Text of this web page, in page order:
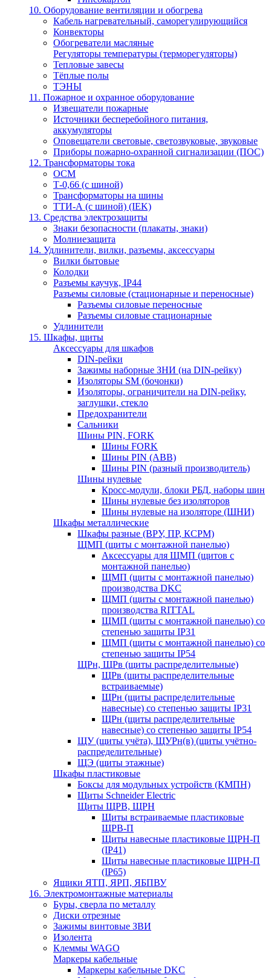
10. Оборудование вентиляции и обогрева
Кабель нагревательный, саморегулирующийся
Конвекторы
Обогреватели масляные
Регуляторы температуры (терморегуляторы)
Тепловые завесы
Тёплые полы
ТЭНЫ
11. Пожарное и охранное оборудование
Извещатели пожарные
Источники бесперебойного питания,
аккумуляторы
Оповещатели световые, светозвуковые, звуковые
Приборы пожарно-охранной сигнализации (ПОС)
12. Трансформаторы тока
ОСМ
Т-0,66 (с шиной)
Трансформаторы на шины
ТТИ-А (с шиной) (IEK)
13. Средства электрозащиты
Знаки безопасности (плакаты, знаки)
Молниезащита
14. Удлинители, вилки, разъемы, аксессуары
Вилки бытовые
Колодки
Разъемы каучук, IP44
Разъемы силовые (стационарные и переносные)
Разъемы силовые переносные
Разъемы силовые стационарные
Удлинители
15. Шкафы, щиты
Аксессуары для шкафов
DIN-рейки
Зажимы наборные ЗНИ (на DIN-рейку)
Изоляторы SM (бочонки)
Изоляторы, ограничители на DIN-рейку,
заглушки, стекло
Предохранители
Сальники
Шины PIN, FORK
Шины FORK
Шины PIN (АВВ)
Шины PIN (разный производитель)
Шины нулевые
Кросс-модули, блоки РБД, наборы шин
Шины нулевые без изоляторов
Шины нулевые на изоляторе (ШНИ)
Шкафы металлические
Шкафы разные (ВРУ, ПР, КСРМ)
ЩМП (щиты с монтажной панелью)
Аксессуары для ЩМП (щитов с
монтажной панелью)
ЩМП (щиты с монтажной панелью)
производства DKC
ЩМП (щиты с монтажной панелью)
производства RITTAL
ЩМП (щиты с монтажной панелью) со
степенью защиты IP31
ЩМП (щиты с монтажной панелью) со
степенью защиты IP54
ЩРн, ЩРв (щиты распределительные)
ЩРв (щиты распределительные
встраиваемые)
ЩРн (щиты распределительные
навесные) со степенью защиты IP31
ЩРн (щиты распределительные
навесные) со степенью защиты IP54
ЩУ (щиты учёта), ЩУРн(в) (щиты учётно-
распределительные)
ЩЭ (щиты этажные)
Шкафы пластиковые
Боксы для модульных устройств (КМПН)
Щиты Schneider Electric
Щиты ЩРВ, ЩРН
Щиты встраиваемые пластиковые
ЩРВ-П
Щиты навесные пластиковые ЩРН-П
(IP41)
Щиты навесные пластиковые ЩРН-П
(IP65)
Ящики ЯТП, ЯРП, ЯБПВУ
16. Электромонтажные материалы
Буры, сверла по металлу
Диски отрезные
Зажимы винтовые ЗВИ
Изолента
Клеммы WAGO
Маркеры кабельные
Маркеры кабельные DKC